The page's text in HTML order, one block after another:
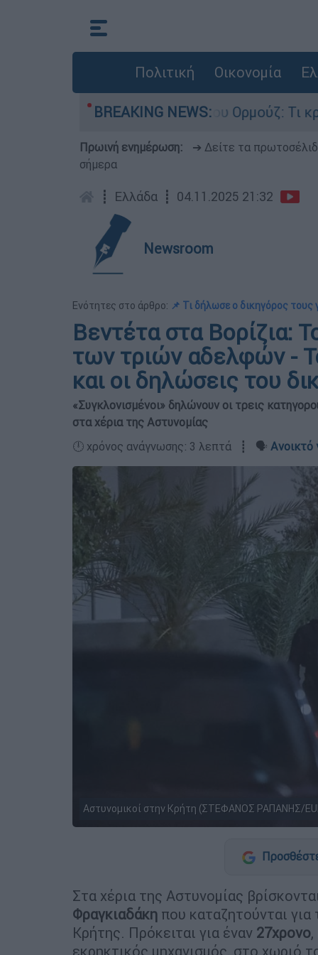
Πολιτική Οικονομία
BREAKING NEWS:
για τα Στενά του Ορμούζ: Τι κρύβεται
Πρωινή ενημέρωση: ➔ Δείτε τα
σήμερα
┋ Ελλάδα ┋ 04.11.2025 21:32
Newsroom
Ενότητες στο άρθρο: 📌 Τι δήλωσε ο δικηγόρος τους
Βεντέτα στα Βορίζια:
των τριών αδελφών -
και οι δηλώσεις του
«Συγκλονισμένοι» δηλώνουν οι τρεις
στα χέρια της Αστυνομίας
🕛 χρόνος ανάγνωσης: 3 λεπτά ┋ 🗣️ Ανοικτό
Αστυνομικοί στην Κρήτη (ΣΤΕΦΑΝΟΣ ΡΑΠΑΝΗΣ/
Στα χέρια της Αστυνομίας
Φραγκιαδάκη που καταζητούνται για
Κρήτης. Πρόκειται για έναν 27χρονο
εκρηκτικός μηχανισμός, στο χωριό